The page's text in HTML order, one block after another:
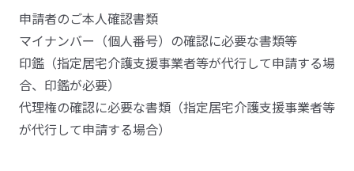
申請者のご本人確認書類
マイナンバー（個人番号）の確認に必要な書類等
印鑑（指定居宅介護支援事業者等が代行して申請する場
合、印鑑が必要）
代理権の確認に必要な書類（指定居宅介護支援事業者等
が代行して申請する場合）